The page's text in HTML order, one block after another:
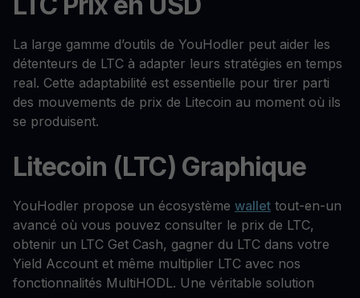
La large gamme d’outils de YouHodler peut aider les
détenteurs de LTC à adapter leurs stratégies en temps
real. Cette adaptabilité est essentielle pour tirer parti
des mouvements de prix de Litecoin au moment où ils
se produisent.
Litecoin (LTC) Graphique
YouHodler propose un écosystème wallet tout-en-un
avancé où vous pouvez consulter le prix de LTC,
obtenir un LTC Get Cash, gagner du LTC dans votre
Yield Account et même multiplier LTC avec nos
fonctionnalités MultiHODL. Une véritable solution